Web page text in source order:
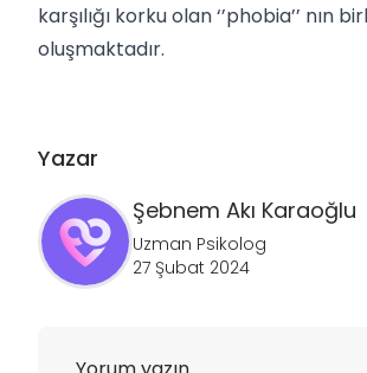
karşılığı korku olan ‘’phobia’’ nın
oluşmaktadır.
Yazar
Şebnem Akı Karaoğlu
Uzman Psikolog
27 Şubat 2024